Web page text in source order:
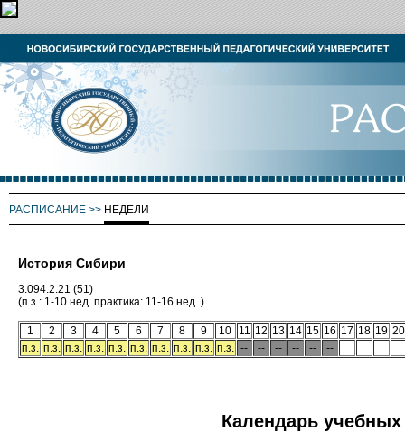
РАСПИСАНИЕ >> НЕДЕЛИ
История Сибири
3.094.2.21 (51)
(п.з.: 1-10 нед. практика: 11-16 нед. )
1 2 3 4 5 6 7 8 9 10 11 12 13 14 15 16 17 18 19 20
п.з. п.з. п.з. п.з. п.з. п.з. п.з. п.з. п.з. п.з. -- -- -- -- -- --
Календарь